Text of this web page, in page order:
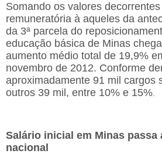
Somando os valores
remuneratória à aqueles da
da 3ª parcela do
educação básica de Minas
aumento médio total de 19,9%
novembro de 2012. Conforme
aproximadamente 91 mil cargos
outros 39 mil, entre 10% e 15%
Salário inicial em Minas passa
nacional